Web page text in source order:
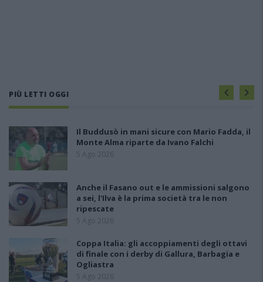
PIÙ LETTI OGGI
Il Buddusò in mani sicure con Mario Fadda, il
Monte Alma riparte da Ivano Falchi
5 Ago 2026
Anche il Fasano out e le ammissioni salgono
a sei, l'Ilva è la prima società tra le non
ripescate
5 Ago 2026
Coppa Italia: gli accoppiamenti degli ottavi
di finale con i derby di Gallura, Barbagia e
Ogliastra
5 Ago 2026